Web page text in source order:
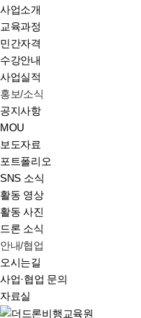
사업소개
교육과정
민간자격
수강안내
사업실적
홍보/소식
공지사항
MOU
보도자료
포트폴리오
SNS 소식
활동 영상
활동 사진
드론 소식
안내/협업
오시는길
사업·협업 문의
자료실